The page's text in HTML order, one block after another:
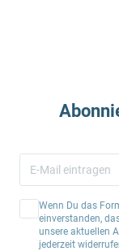
Wenn Du das
einverstanden,
unsere aktuellen
jederzeit